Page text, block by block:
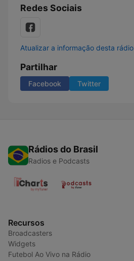
Redes Sociais
Atualizar a informação desta rádio
Partilhar
Facebook Twitter
Rádios do Brasil
Radios e Podcasts
Recursos
Broadcasters
Widgets
Futebol Ao Vivo na Rádio